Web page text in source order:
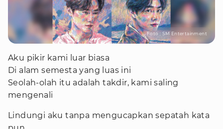
Foto : SM Entertainment
Aku pikir kami luar biasa
Di alam semesta yang luas ini
Seolah-olah itu adalah takdir, kami saling
mengenali
Lindungi aku tanpa mengucapkan sepatah kata